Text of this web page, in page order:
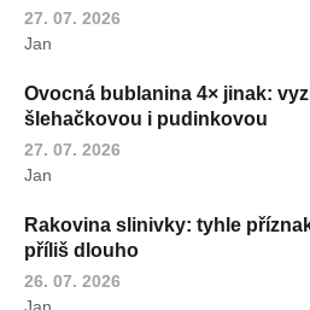
27. 07. 2026
Jan
Ovocná bublanina 4× jinak:
šlehačkovou i pudinkovou
27. 07. 2026
Jan
Rakovina slinivky: tyhle
příliš dlouho
26. 07. 2026